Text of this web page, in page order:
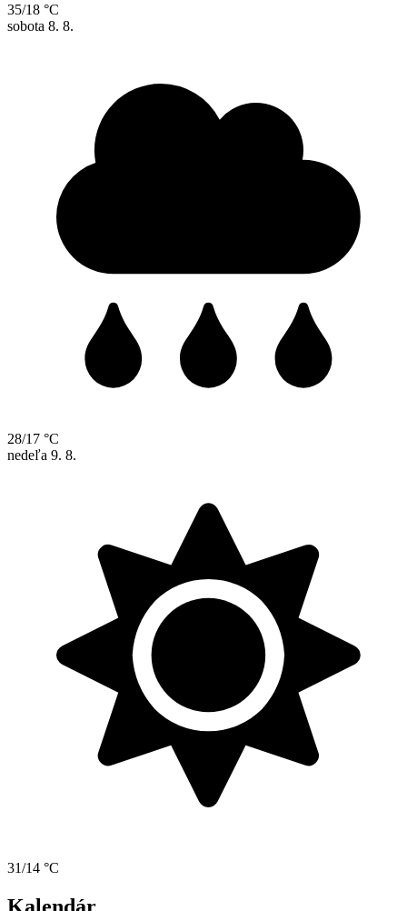
35/18 °C
sobota 8. 8.
28/17 °C
nedeľa 9. 8.
31/14 °C
Kalendár